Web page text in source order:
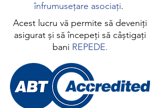
înfrumusețare asociați.
Acest lucru vă permite să deveniți
asigurat și să începeți să câștigați
bani REPEDE.